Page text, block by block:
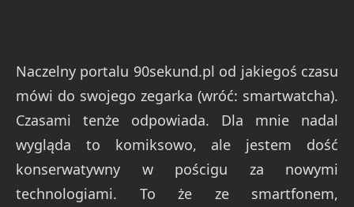
Naczelny portalu 90sekund.pl od jakiegoś czasu
mówi do swojego zegarka (wróć: smartwatcha).
Czasami tenże odpowiada. Dla mnie nadal
wygląda to komiksowo, ale jestem dość
konserwatywny w pościgu za nowymi
technologiami. To że ze smartfonem,